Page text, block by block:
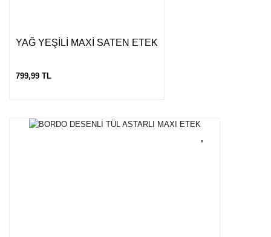
YAĞ YEŞİLİ MAXİ SATEN ETEK
799,99 TL